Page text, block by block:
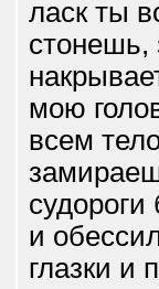
ласк ты
стонешь,
мою
всем
и
глазки и